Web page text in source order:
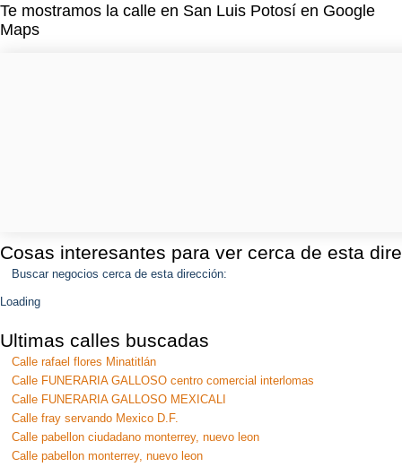
Te mostramos la calle en San Luis Potosí en Google
Maps
Cosas interesantes para ver cerca de esta
Buscar negocios cerca de esta dirección:
Loading
Ultimas calles buscadas
Calle rafael flores Minatitlán
Calle FUNERARIA GALLOSO centro comercial interlomas
Calle FUNERARIA GALLOSO MEXICALI
Calle fray servando Mexico D.F.
Calle pabellon ciudadano monterrey, nuevo leon
Calle pabellon monterrey, nuevo leon